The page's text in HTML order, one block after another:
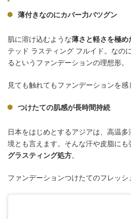
薄付きなのにカバー力バツグン
肌に溶け込むような薄さと軽さを極め
テッド ラスティング フルイド。なの
るというファンデーションの理想形。
見ても触れてもファンデーションを感
つけたての肌感が長時間持続
日本をはじめとするアジアは、高温
境とも言えます。そんな汗や皮脂にも
グラスティング処方。
ファンデーションつけたてのフレッシ